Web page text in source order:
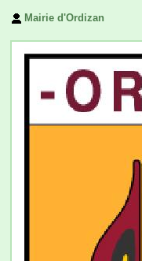
Mairie d'Ordizan